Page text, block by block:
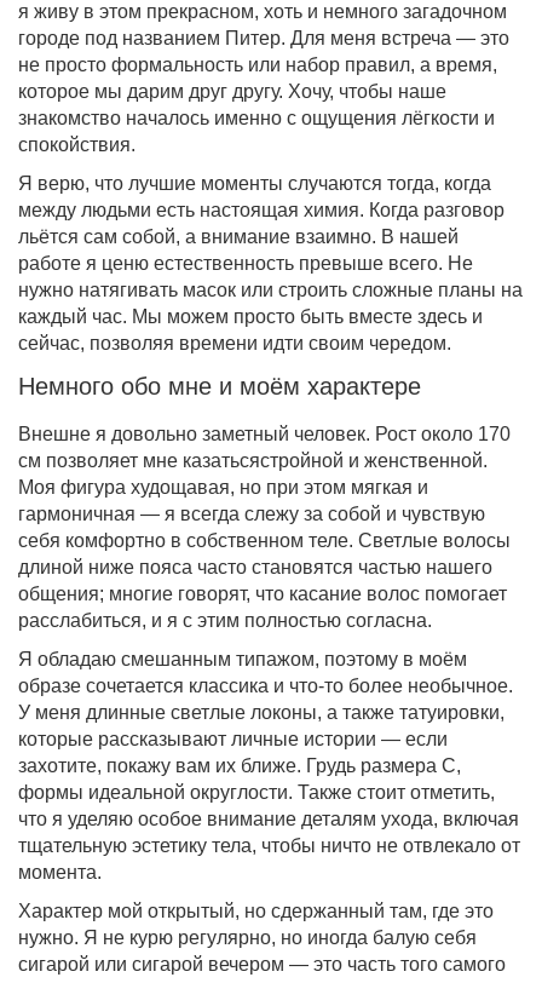
я живу в этом прекрасном, хоть и немного загадочном
городе под названием Питер. Для меня встреча — это
не просто формальность или набор правил, а время,
которое мы дарим друг другу. Хочу, чтобы наше
знакомство началось именно с ощущения лёгкости и
спокойствия.
Я верю, что лучшие моменты случаются тогда, когда
между людьми есть настоящая химия. Когда разговор
льётся сам собой, а внимание взаимно. В нашей
работе я ценю естественность превыше всего. Не
нужно натягивать масок или строить сложные планы на
каждый час. Мы можем просто быть вместе здесь и
сейчас, позволяя времени идти своим чередом.
Немного обо мне и моём характере
Внешне я довольно заметный человек. Рост около 170
см позволяет мне казатьсястройной и женственной.
Моя фигура худощавая, но при этом мягкая и
гармоничная — я всегда слежу за собой и чувствую
себя комфортно в собственном теле. Светлые волосы
длиной ниже пояса часто становятся частью нашего
общения; многие говорят, что касание волос помогает
расслабиться, и я с этим полностью согласна.
Я обладаю смешанным типажом, поэтому в моём
образе сочетается классика и что-то более необычное.
У меня длинные светлые локоны, а также татуировки,
которые рассказывают личные истории — если
захотите, покажу вам их ближе. Грудь размера С,
формы идеальной округлости. Также стоит отметить,
что я уделяю особое внимание деталям ухода, включая
тщательную эстетику тела, чтобы ничто не отвлекало от
момента.
Характер мой открытый, но сдержанный там, где это
нужно. Я не курю регулярно, но иногда балую себя
сигарой или сигарой вечером — это часть того самого